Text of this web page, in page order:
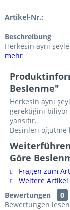
Artikel-Nr.:
Beschreibung
Herkesin aynı
mehr
Beslenme"
Herkesin aynı
gerektiğini biliyor
yansıtır.
Besinleri
Göre
Fragen zum
Weitere Artikel
Bewertungen
0
Bewertungen